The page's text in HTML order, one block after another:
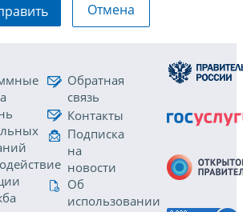
Отмена
Обратная
связь
Контакты
Подписка
на
новости
Об
использовании